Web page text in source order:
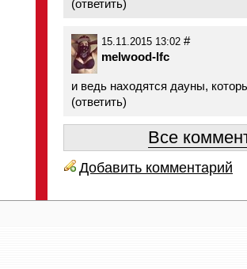
(ответить)
15.11.2015 13:02 #
melwood-lfc
и ведь находятся дауны,
(ответить)
Все
Добавить комментарий